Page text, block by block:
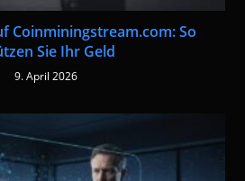
Coinminingstream.com: So
Sie Ihr Geld
9. April 2026